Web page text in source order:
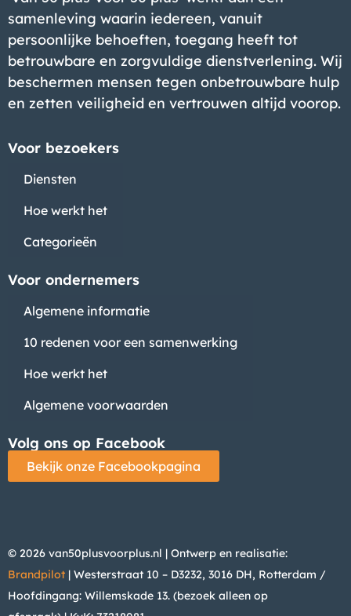
samenleving waarin iedereen, vanuit
persoonlijke behoeften, toegang heeft tot
betrouwbare en zorgvuldige dienstverlening. Wij
beschermen mensen tegen onbetrouwbare hulp
en zetten veiligheid en vertrouwen altijd voorop.
Voor bezoekers
Diensten
Hoe werkt het
Categorieën
Voor ondernemers
Algemene informatie
10 redenen voor een samenwerking
Hoe werkt het
Algemene voorwaarden
Volg ons op Facebook
Bekijk onze Facebookpagina
© 2026 van50plusvoorplus.nl | Ontwerp en realisatie:
Brandpilot | Westerstraat 10 – D3232, 3016 DH, Rotterdam /
Hoofdingang: Willemskade 13. (bezoek alleen op